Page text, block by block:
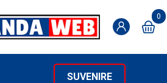
0
SUVENIRE